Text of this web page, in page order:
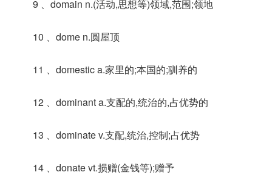
9 、domain n.(活动,思想等)领域,范围;领地
10 、dome n.圆屋顶
11 、domestic a.家里的;本国的;驯养的
12 、dominant a.支配的,统治的,占优势的
13 、dominate v.支配,统治,控制;占优势
14 、donate vt.损赠(金钱等);赠予